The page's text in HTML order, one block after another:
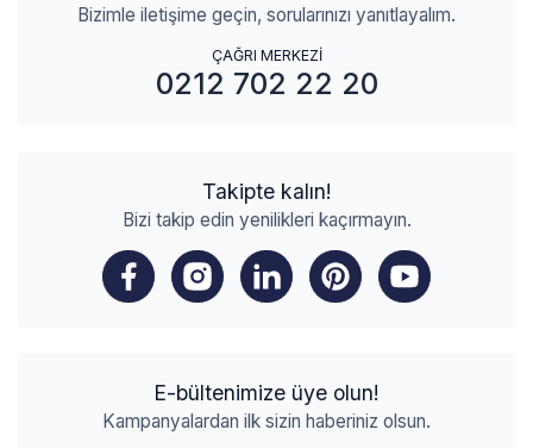
Bizimle iletişime geçin, sorularınızı yanıtlayalım.
ÇAĞRI MERKEZİ
0212 702 22 20
Takipte kalın!
Bizi takip edin yenilikleri kaçırmayın.
E-bültenimize üye olun!
Kampanyalardan ilk sizin haberiniz olsun.